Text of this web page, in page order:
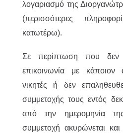
λογαριασμό της
(περισσότερες
κατωτέρω).
Σε περίπτωση που δεν
επικοινωνία με
νικητές ή δεν
συμμετοχής τους εντός
από την ημερομηνία
συμμετοχή ακυρώνεται